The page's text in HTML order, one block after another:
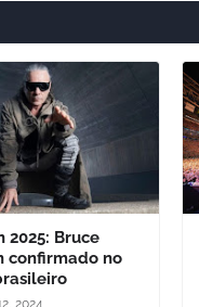
2025: Bruce
confirmado no
2024